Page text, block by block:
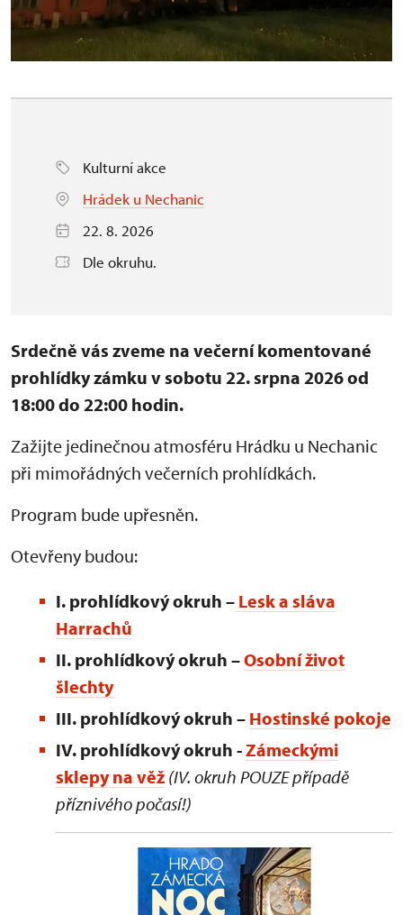
Kulturní akce
Hrádek u Nechanic
22. 8. 2026
Dle okruhu.
Srdečně vás zveme na večerní komentované
prohlídky zámku v sobotu 22. srpna 2026 od
18:00 do 22:00 hodin.
Zažijte jedinečnou atmosféru Hrádku u Nechanic
při mimořádných večerních prohlídkách.
Program bude upřesněn.
Otevřeny budou:
I. prohlídkový okruh – Lesk a sláva
Harrachů
II. prohlídkový okruh –Osobní život
šlechty
III. prohlídkový okruh – Hostinské pokoje
IV. prohlídkový okruh -Zámeckými
sklepy na věž (IV. okruh POUZE případě
příznivého počasí!)